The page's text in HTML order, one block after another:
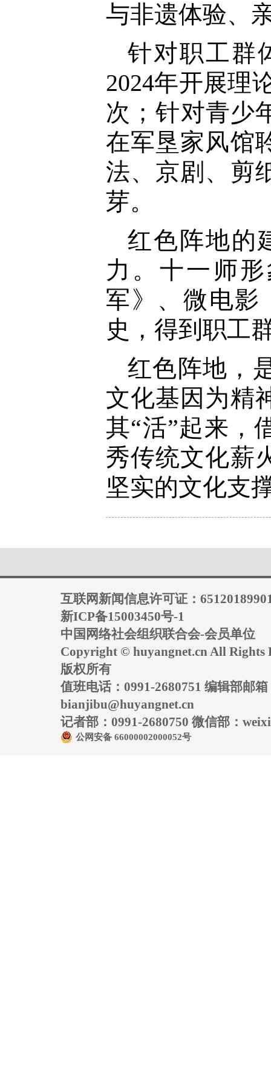
与非遗体验、
针对职工群
2024年开展理
次；针对青少
在军垦家风馆
法、京剧、剪
芽。
红色阵地的
力。十一师
军》、微电影
史，得到职工
红色阵地，
文化基因为精
其“活”起来，
秀传统文化薪
坚实的文化支
互联网新闻信息许可证：
新ICP备15003450号-1
中国网络社会组织联合会-会员单位
Copyright © huyangnet.cn All Rights
版权所有
值班电话：0991-2680751 编辑部邮箱
bianjibu@huyangnet.cn
记者部：0991-2680750 微信部：
公网安备 66000002000052号